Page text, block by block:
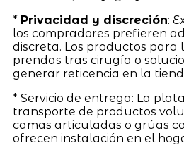
* Privacidad y discreción:
los compradores prefieren
discreta. Los productos para
prendas tras cirugía o
generar reticencia en la
* Servicio de entrega: La
transporte de productos
camas articuladas o grúas
ofrecen instalación en el